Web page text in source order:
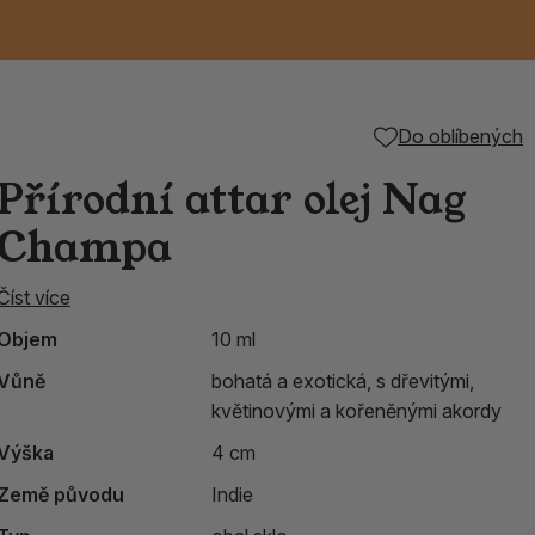
Do oblíbených
attar olej Nag
více
10 ml
bohatá a exotická, s dřevitými,
květinovými a kořeněnými akordy
4 cm
původu
Indie